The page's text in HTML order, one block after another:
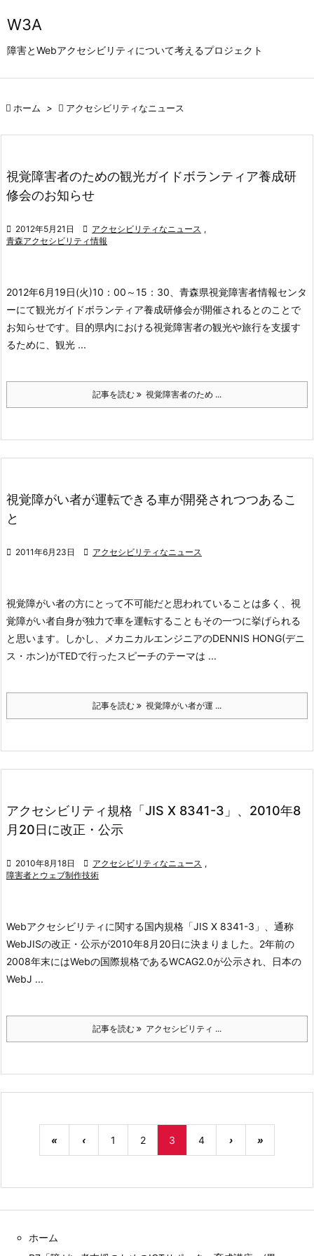
W3A
障害とWebアクセシビリティについて考えるプロジェクト


 ホーム >  アクセシビリティなニュース
視覚障害者のための観光ガイドボランティア養成研
修会のお知らせ
 2012年5月21日  アクセシビリティなニュース ,
青森アクセシビリティ情報
2012年6月19日(火)10：00～15：30、青森県視覚障害者情報センタ
ーにて観光ガイドボランティア養成研修会が開催されるとのことで
お知らせです。
目的県内における視覚障害者の観光や旅行を支援す
るために、観光 ...
記事を読む 視覚障害者のため ...
視覚障がい者が運転できる車が開発されつつあるこ
と
 2011年6月23日  アクセシビリティなニュース
視覚障がい者の方にとって不可能だと思われていることは多く、視
覚障がい者自身が独力で車を運転することもその一つに挙げられる
と思います。しかし、メカニカルエンジニアのDENNIS HONG(デニ
ス・ホン)がTEDで行ったスピーチのテーマは ...
記事を読む 視覚障がい者が運 ...
アクセシビリティ規格「JIS X 8341-3」、2010年8
月20日に改正・公示
 2010年8月18日  アクセシビリティなニュース ,
障害者とウェブ制作技術
Webアクセシビリティに関する国内規格「JIS X 8341-3」、通称
WebJISの改正・公示が2010年8月20日に決まりました。 2年前の
2008年末にはWebの国際規格であるWCAG2.0が公示され、日本の
WebJ ...
記事を読む アクセシビリティ ...
« ‹ 1 2 3 4 › »
ホーム